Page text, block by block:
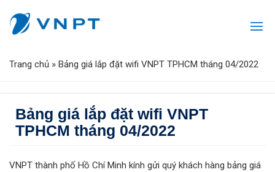
Trang chủ » Bảng giá lắp đặt wifi VNPT TPHCM tháng 04/2022
Bảng giá lắp đặt wifi VNPT
TPHCM tháng 04/2022
VNPT thành phố Hồ Chí Minh kính gửi quý khách hàng bảng giá